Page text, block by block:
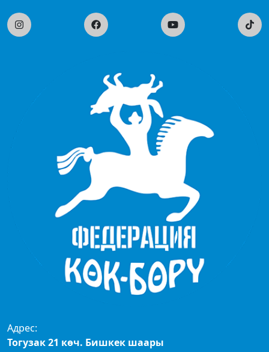
Адрес:
Тогузак 21 көч. Бишкек шаары